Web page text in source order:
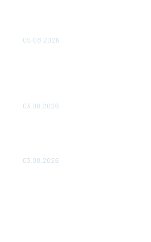
05.08.2026
03.08.2026
03.08.2026